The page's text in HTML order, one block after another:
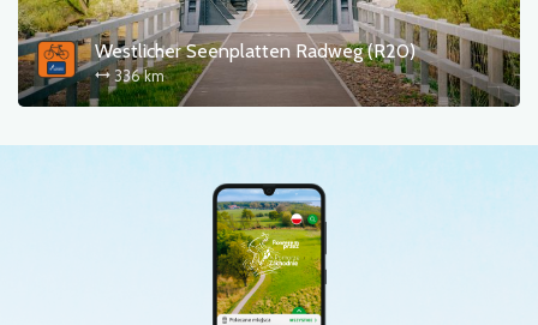
Westlicher Seenplatten Radweg (R20)
336 km